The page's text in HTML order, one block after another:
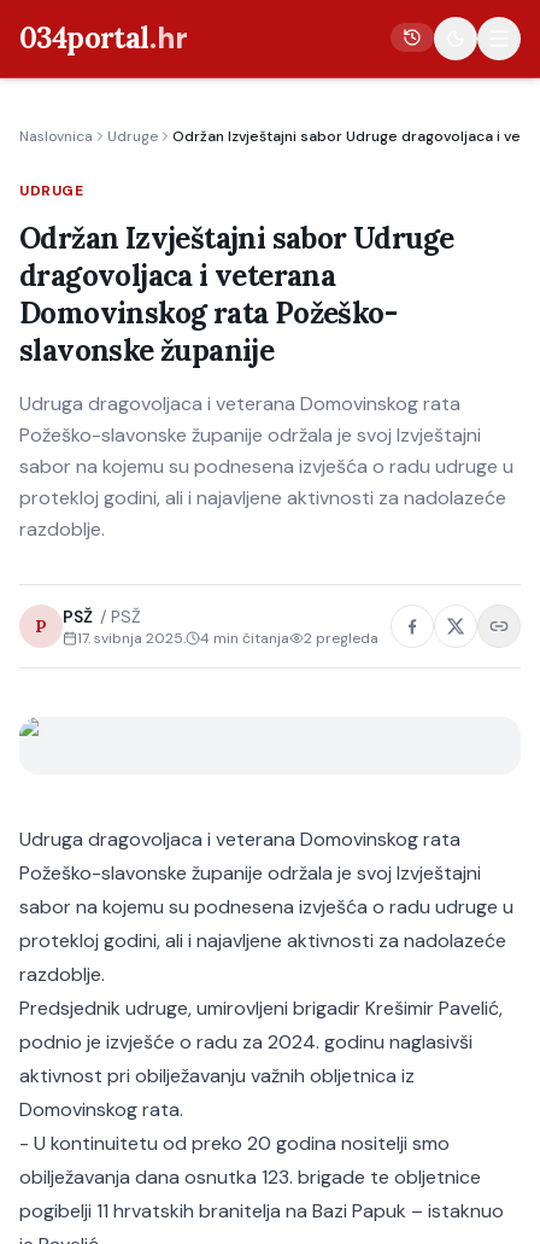
034portal.hr
Crna kronika
Poljoprivreda
Politika
Gospodarstvo
Kultura
Sport
Naslovnica Udruge Održan Izvještajni sabor Udruge dragovoljaca i
UDRUGE
Održan Izvještajni sabor Udruge
dragovoljaca i veterana
Domovinskog rata Požeško-
slavonske županije
Udruga dragovoljaca i veterana Domovinskog rata
Požeško-slavonske županije održala je svoj Izvještajni
sabor na kojemu su podnesena izvješća o radu udruge u
protekloj godini, ali i najavljene aktivnosti za nadolazeće
razdoblje.
P PSŽ / PSŽ
17. svibnja 2025. 4 min čitanja 2 pregleda
Udruga dragovoljaca i veterana Domovinskog rata
Požeško-slavonske županije održala je svoj Izvještajni
sabor na kojemu su podnesena izvješća o radu udruge u
protekloj godini, ali i najavljene aktivnosti za nadolazeće
razdoblje.
Predsjednik udruge, umirovljeni brigadir Krešimir Pavelić,
podnio je izvješće o radu za 2024. godinu naglasivši
aktivnost pri obilježavanju važnih obljetnica iz
Domovinskog rata.
- U kontinuitetu od preko 20 godina nositelji smo
obilježavanja dana osnutka 123. brigade te obljetnice
pogibelji 11 hrvatskih branitelja na Bazi Papuk – istaknuo